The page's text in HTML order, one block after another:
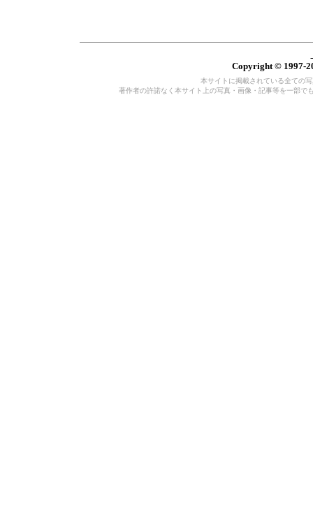
Copyright © 1997-
本サイトに掲載されている全ての
著作者の許諾なく本サイト上の写真・画像・記事等を一部で